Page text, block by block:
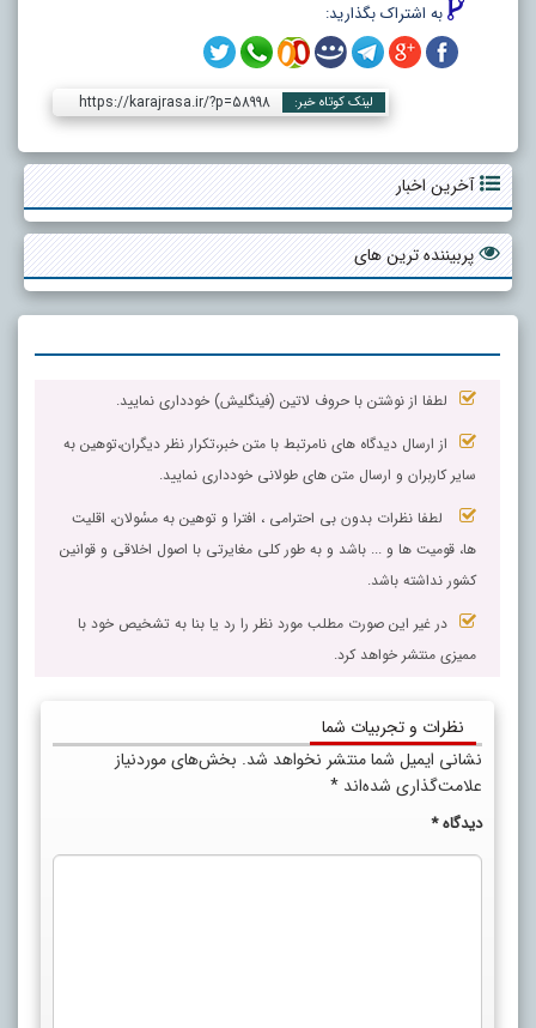
به اشتراک بگذارید:
لینک کوتاه خبر: https://karajrasa.ir/?p=58998
آخرین اخبار
پربیننده ترین های
لطفا از نوشتن با حروف لاتین (فینگلیش) خودداری نمایید.
از ارسال دیدگاه های نامرتبط با متن خبر،تکرار نظر دیگران،توهین به
سایر کاربران و ارسال متن های طولانی خودداری نمایید.
لطفا نظرات بدون بی احترامی ، افترا و توهین به مسٔولان، اقلیت
ها، قومیت ها و ... باشد و به طور کلی مغایرتی با اصول اخلاقی و قوانین
کشور نداشته باشد.
در غیر این صورت مطلب مورد نظر را رد یا بنا به تشخیص خود با
ممیزی منتشر خواهد کرد.
نظرات و تجربیات شما
نشانی ایمیل شما منتشر نخواهد شد. بخش‌های موردنیاز
علامت‌گذاری شده‌اند *
دیدگاه*